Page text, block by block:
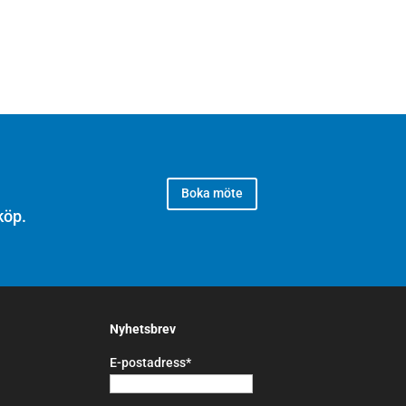
Boka möte
Nyhetsbrev
E-postadress*